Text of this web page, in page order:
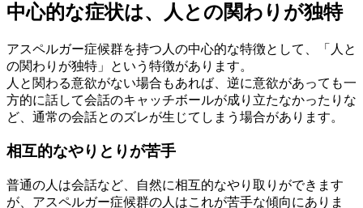
中心的な症状は、人との関わりが独特
アスペルガー症候群を持つ人の中心的な特徴として、「人と
の関わりが独特」という特徴があります。
人と関わる意欲がない場合もあれば、逆に意欲があっても一
方的に話して会話のキャッチボールが成り立たなかったりな
ど、通常の会話とのズレが生じてしまう場合があります。
相互的なやりとりが苦手
普通の人は会話など、自然に相互的なやり取りができます
が、アスペルガー症候群の人はこれが苦手な傾向にありま